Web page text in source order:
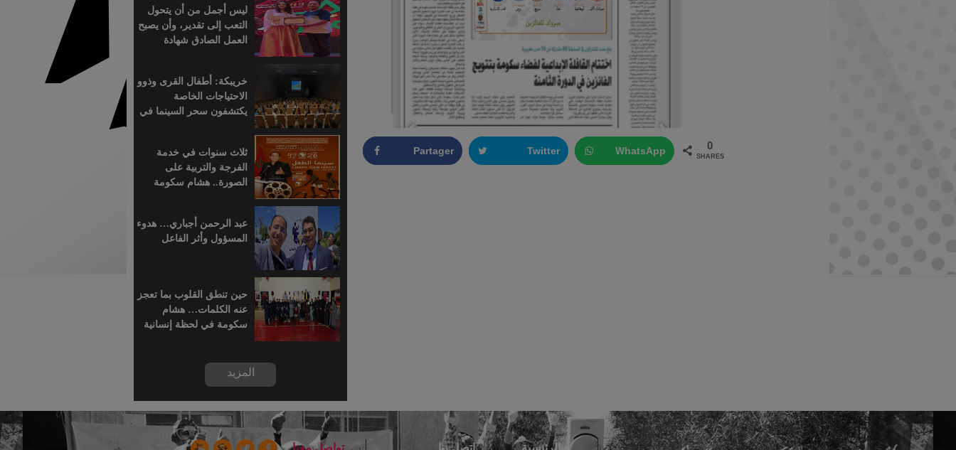
ليس أجمل من أن يتحول
التعب إلى تقدير، وأن يصبح
العمل الصادق شهادة
خريبكة: أطفال القرى وذوو
الاحتياجات الخاصة
يكتشفون سحر السينما في
ثلاث سنوات في خدمة
الفرجة والتربية على
الصورة.. هشام سكومة
عبد الرحمن أجباري… هدوء
المسؤول وأثر الفاعل
حين تنطق القلوب بما تعجز
عنه الكلمات… هشام
سكومة في لحظة إنسانية
المزيد
Partager Twitter WhatsApp 0
SHARES
الرئيسية اتصل بنا تواصل معنا